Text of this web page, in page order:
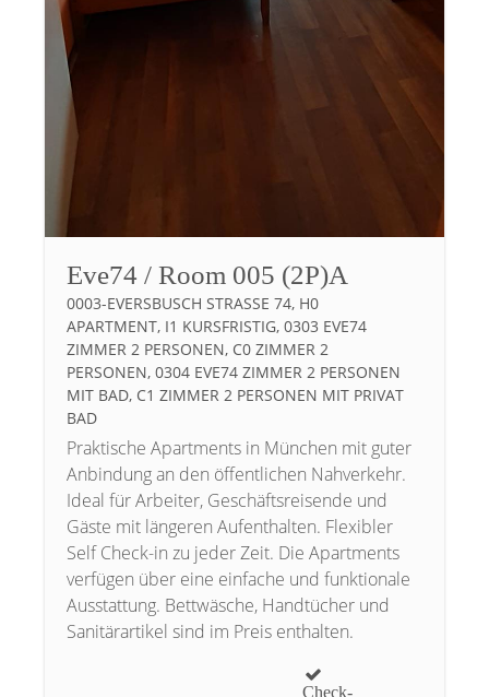
Eve74 / Room 005 (2P)A
0003-EVERSBUSCH STRASSE 74, H0 A
PARTMENT, I1 KURSFRISTIG, 0303 EVE74 Z
IMMER 2 PERSONEN, C0 ZIMMER 2 P
ERSONEN, 0304 EVE74 ZIMMER 2 PERSONEN M
IT BAD, C1 ZIMMER 2 PERSONEN MIT PRIVAT B
AD
Praktische Apartments in München mit guter
Anbindung an den öffentlichen Nahverkehr.
Ideal für Arbeiter, Geschäftsreisende und
Gäste mit längeren Aufenthalten. Flexibler
Self Check-in zu jeder Zeit. Die Apartments
verfügen über eine einfache und funktionale
Ausstattung. Bettwäsche, Handtücher und
Sanitärartikel sind im Preis enthalten.
Check-